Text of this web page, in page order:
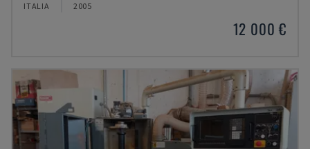
ITALIA 2005
12 000 €